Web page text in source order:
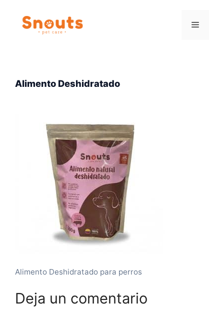
contenido
Menú
Alimento Deshidratado
Alimento Deshidratado para perros
Deja un comentario